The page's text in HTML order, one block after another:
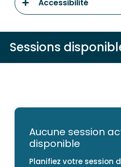
Accessibilité
Sessions
Aucune session
disponible
Planifiez votre session